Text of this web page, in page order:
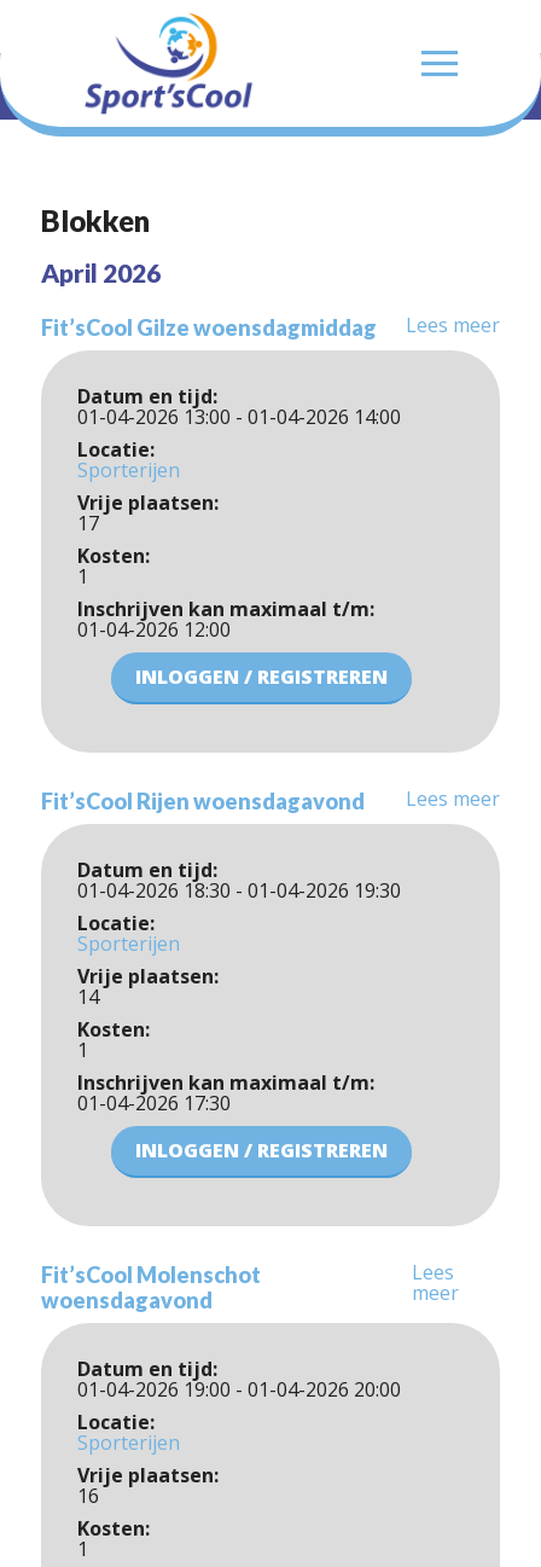
Blokken
April 2026
Fit’sCool Gilze woensdagmiddag Lees meer
Datum en tijd:
01-04-2026 13:00 - 01-04-2026 14:00
Locatie:
Sporterijen
Vrije plaatsen:
17
Kosten:
1
Inschrijven kan maximaal t/m:
01-04-2026 12:00
INLOGGEN / REGISTREREN
Fit’sCool Rijen woensdagavond Lees meer
Datum en tijd:
01-04-2026 18:30 - 01-04-2026 19:30
Locatie:
Sporterijen
Vrije plaatsen:
14
Kosten:
1
Inschrijven kan maximaal t/m:
01-04-2026 17:30
INLOGGEN / REGISTREREN
Fit’sCool Molenschot
woensdagavond
Lees
meer
Datum en tijd:
01-04-2026 19:00 - 01-04-2026 20:00
Locatie:
Sporterijen
Vrije plaatsen:
16
Kosten:
1